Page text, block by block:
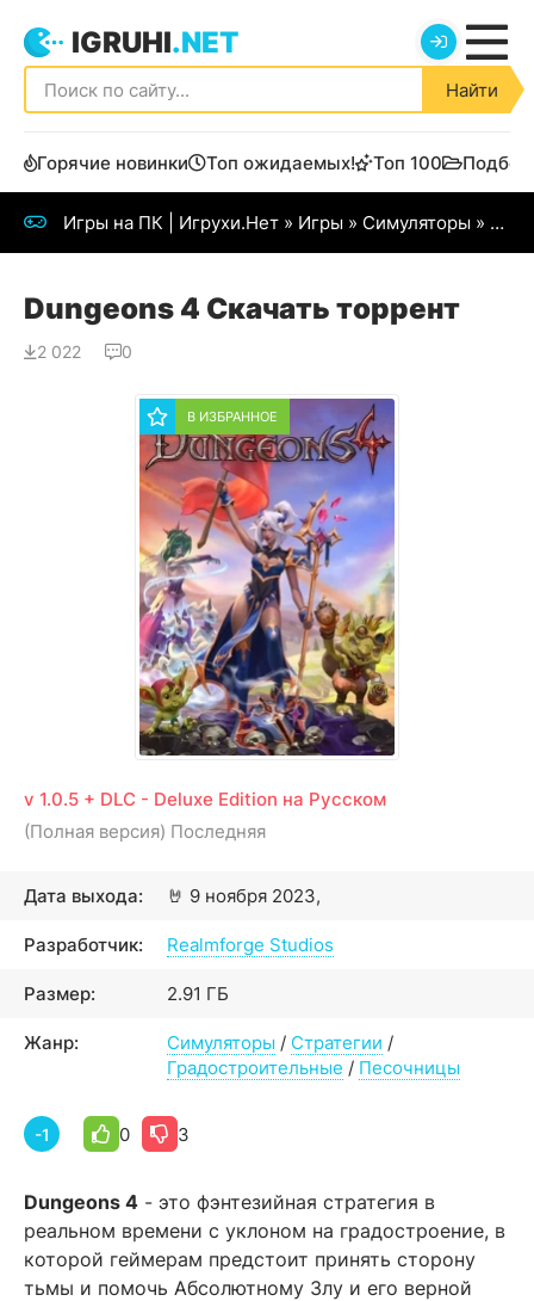
IGRUHI.NET
Найти
Горячие новинки Топ ожидаемых! Топ 100
Игры на ПК | Игрухи.Нет » Игры » Симуляторы » Dungeons 4
Dungeons 4 Скачать торрент
2 022 0
В ИЗБРАННОЕ
v 1.0.5 + DLC - Deluxe Edition на Русском
(Полная версия) Последняя
🤘
Дата выхода: 9 ноября 2023,
Разработчик: Realmforge Studios
Размер: 2.91 ГБ
Жанр: Симуляторы / Стратегии /
Градостроительные / Песочницы
-1 0 3
Dungeons 4 - это фэнтезийная стратегия в
реальном времени с уклоном на градостроение, в
которой геймерам предстоит принять сторону
тьмы и помочь Абсолютному Злу и его верной